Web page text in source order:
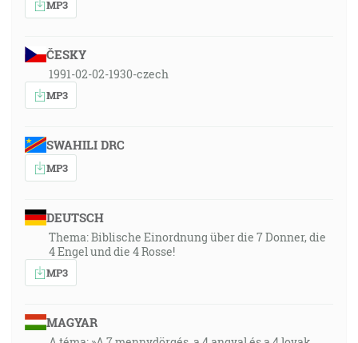
MP3
ČESKY
1991-02-02-1930-czech
MP3
SWAHILI DRC
MP3
DEUTSCH
Thema: Biblische Einordnung über die 7 Donner, die
4 Engel und die 4 Rosse!
MP3
MAGYAR